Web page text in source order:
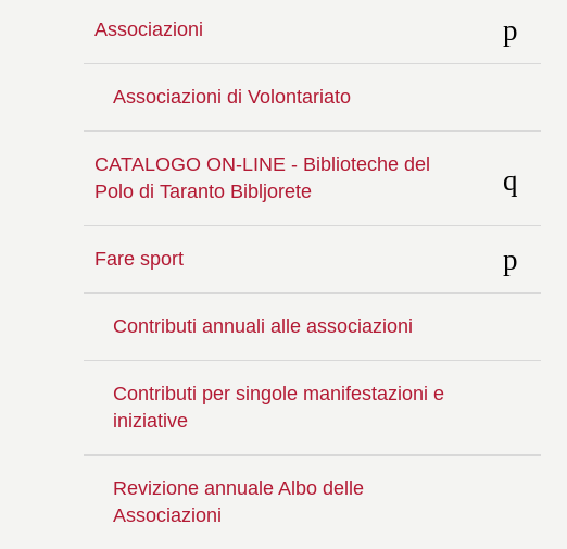
Associazioni
Associazioni di Volontariato
CATALOGO ON-LINE - Biblioteche del
Polo di Taranto Bibljorete
Fare sport
Contributi annuali alle associazioni
Contributi per singole manifestazioni e
iniziative
Revizione annuale Albo delle
Associazioni